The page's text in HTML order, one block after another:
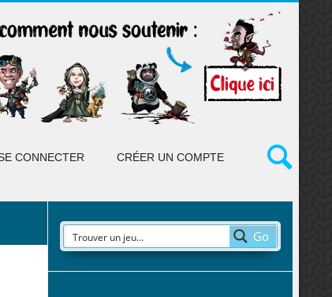
CONNECTER CRÉER UN COMPTE
Go